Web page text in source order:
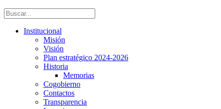
Institucional
Misión
Visión
Plan estratégico 2024-2026
Historia
Memorias
Cogobierno
Contactos
Transparencia